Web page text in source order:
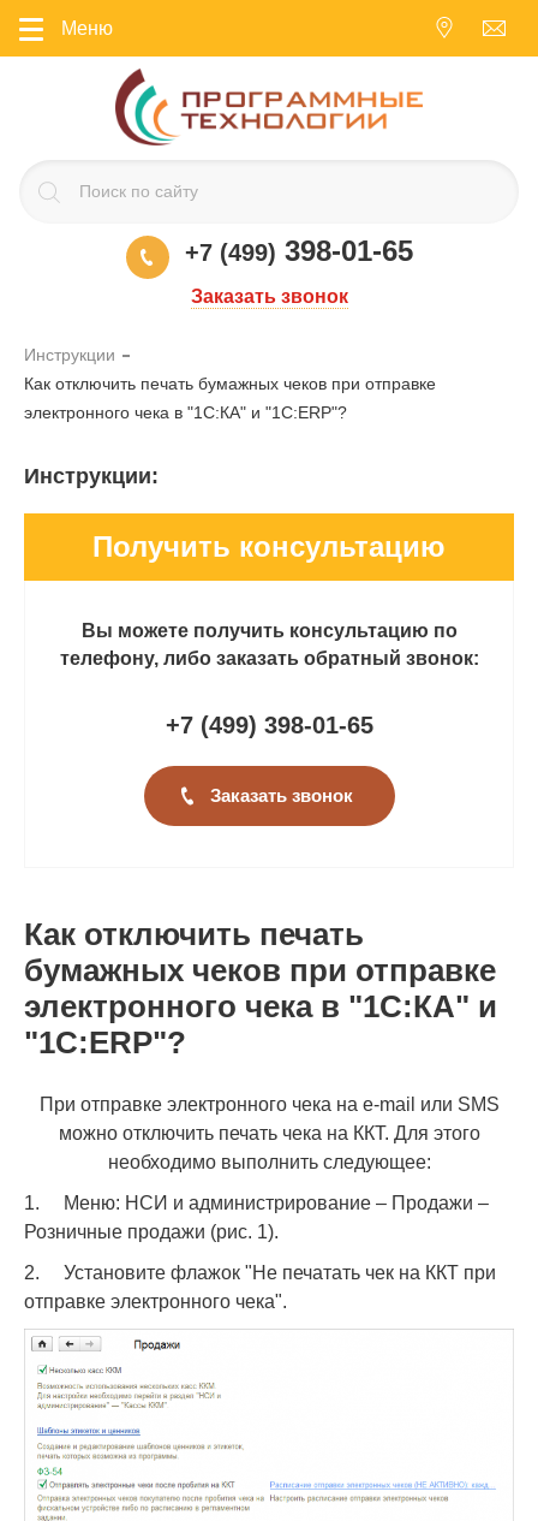
Меню
+7 (499) 398-01-65
Заказать звонок
Инструкции
Как отключить печать бумажных чеков при отправке
электронного чека в "1С:КА" и "1С:ERP"?
Инструкции:
Получить консультацию
Вы можете получить консультацию по
телефону, либо заказать обратный звонок:
+7 (499) 398-01-65
Заказать звонок
Как отключить печать
бумажных чеков при отправке
электронного чека в "1С:КА" и
"1С:ERP"?
При отправке электронного чека на e-mail или SMS
можно отключить печать чека на ККТ. Для этого
необходимо выполнить следующее:
1. Меню: НСИ и администрирование – Продажи –
Розничные продажи (рис. 1).
2. Установите флажок "Не печатать чек на ККТ при
отправке электронного чека".